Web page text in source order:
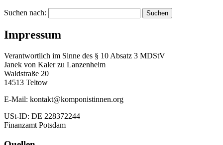
Suchen nach:
Impressum
Verantwortlich im Sinne des § 10 Absatz 3 MDStV
Janek von Kaler zu Lanzenheim
Waldstraße 20
14513 Teltow
E-Mail: kontakt@komponistinnen.org
USt-ID: DE 228372244
Finanzamt Potsdam